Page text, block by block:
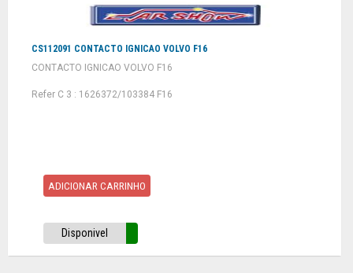
CS112091 CONTACTO IGNICAO VOLVO F16
CONTACTO IGNICAO VOLVO F16
Refer C 3 : 1626372/103384 F16
ADICIONAR CARRINHO
Disponivel